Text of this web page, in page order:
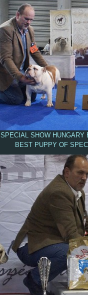
SPECIAL SHOW HUNGARY
BEST PUPPY OF